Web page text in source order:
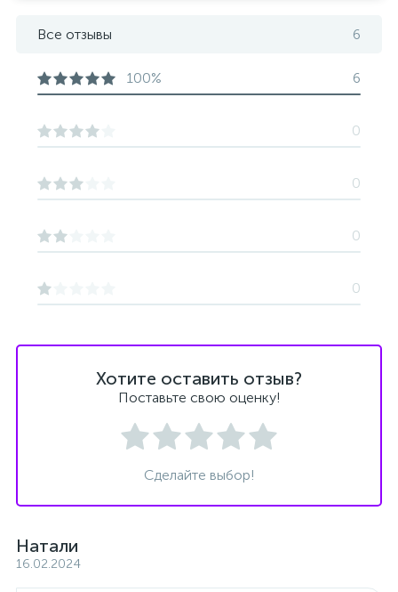
Хотите оставить отзыв?
Поставьте свою оценку!
Сделайте выбор!
Натали
16.02.2024
Все отзывы 6
100% 6
0
0
0
0